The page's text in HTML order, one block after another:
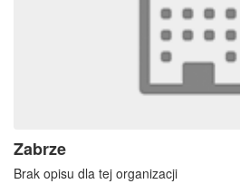
Zabrze
Brak opisu dla tej organizacji